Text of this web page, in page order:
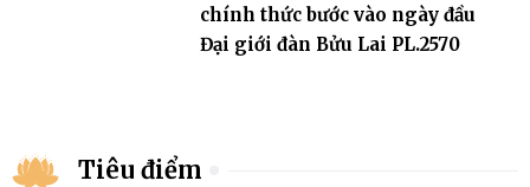
chính thức bước vào ngày đầu
Đại giới đàn Bửu Lai PL.2570
Tiêu điểm